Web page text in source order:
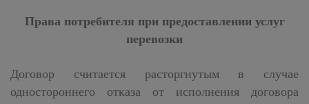
Права потребителя при предоставлении услуг
перевозки
Договор считается расторгнутым в случае
одностороннего отказа от исполнения договора